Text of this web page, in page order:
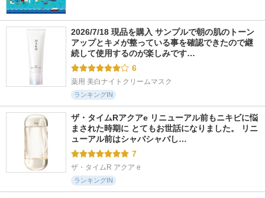
2026/7/18 現品を購入 サンプルで朝の肌のトーン
アップとキメが整っている事を確認できたので継
続して使用するのが楽しみです…
6
薬用 美白ナイトクリームマスク
ランキングIN
ザ・タイムRアクアe リニューアル前もニキビに悩
まされた時期に とてもお世話になりました。 リニ
ューアル前はシャバシャバし…
7
ザ・タイムR アクア e
ランキングIN